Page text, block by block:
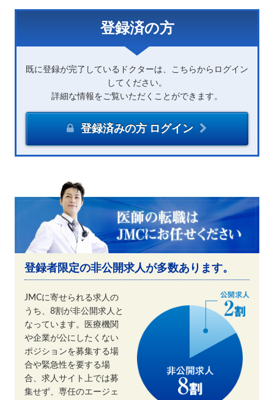
登録済の方
既に登録が完了しているドクターは、こちらからログイン
してください。
詳細な情報をご覧いただくことができます。
登録済みの方 ログイン
登録者限定の非公開求人が多数あります。
JMCに寄せられる求人の
うち、8割が非公開求人と
なっています。医療機関
や企業が公にしたくない
ポジションを募集する場
合や緊急性を要する場
合、求人サイト上では募
集せず、専任のエージェ